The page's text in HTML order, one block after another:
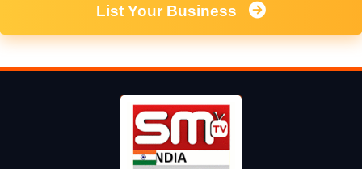
List Your Business